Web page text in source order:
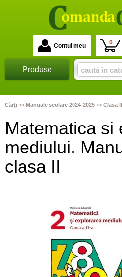
Contul meu 0
Produse
Cărţi >> Manuale scolare 2024-2025 >> Clasa II
Matematica si
mediului.
clasa II